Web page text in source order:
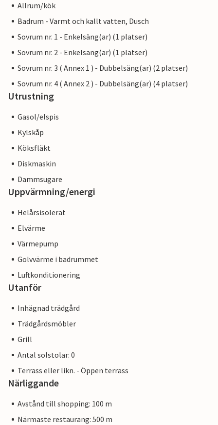
Allrum/kök
Badrum - Varmt och kallt vatten, Dusch
Sovrum nr. 1 - Enkelsäng(ar) (1 platser)
Sovrum nr. 2 - Enkelsäng(ar) (1 platser)
Sovrum nr. 3 ( Annex 1 ) - Dubbelsäng(ar) (2 platser)
Sovrum nr. 4 ( Annex 2 ) - Dubbelsäng(ar) (4 platser)
Utrustning
Gasol/elspis
Kylskåp
Köksfläkt
Diskmaskin
Dammsugare
Uppvärmning/energi
Helårsisolerat
Elvärme
Värmepump
Golvvärme i badrummet
Luftkonditionering
Utanför
Inhägnad trädgård
Trädgårdsmöbler
Grill
Antal solstolar: 0
Terrass eller likn. - Öppen terrass
Närliggande
Avstånd till shopping: 100 m
Närmaste restaurang: 500 m